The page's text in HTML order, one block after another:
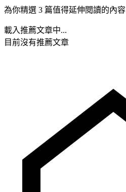
為你精選 3 篇值得延伸閱讀的內容
載入推薦文章中...
目前沒有推薦文章